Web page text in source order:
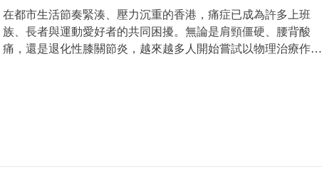
在都市生活節奏緊湊、壓力沉重的香港，痛症已成為許多上班
族、長者與運動愛好者的共同困擾。無論是肩頸僵硬、腰背酸
痛，還是退化性膝關節炎，越來越多人開始嘗試以物理治療作為